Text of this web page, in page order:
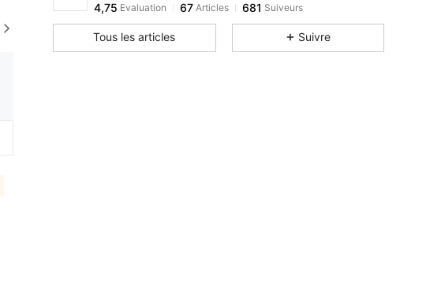
4,75 Evaluation 67 Articles 681 Suiveurs
Tous les articles Suivre